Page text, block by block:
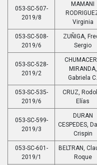
053-SC-507-
2019/8
MAMANI
Virginia
053-SC-508-
2019/6
ZUÑIGA,
Sergio
053-SC-528-
2019/2
MIRANDA,
Gabriela C.
053-SC-535-
2019/6
CRUZ,
Elías
053-SC-599-
2019/3
DURAN
CESPEDES,
Crispin
053-SC-601-
2019/1
BELTRAN,
Roque